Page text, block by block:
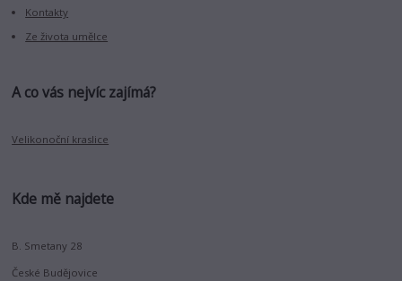
Kontakty
Ze života umělce
A co vás nejvíc zajímá?
Velikonoční kraslice
Kde mě najdete
B. Smetany 28
České Budějovice